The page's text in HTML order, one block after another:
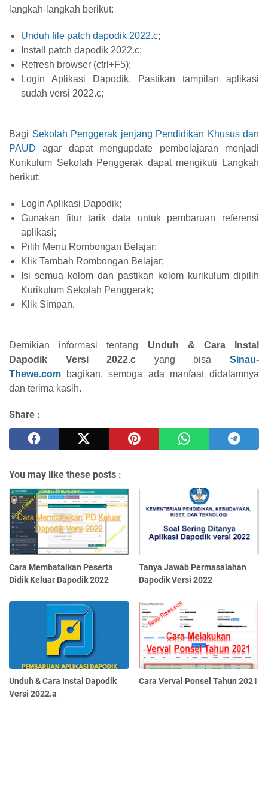
langkah-langkah berikut:
Unduh file patch dapodik 2022.c;
Install patch dapodik 2022.c;
Refresh browser (ctrl+F5);
Login Aplikasi Dapodik. Pastikan tampilan aplikasi
sudah versi 2022.c;
Bagi Sekolah Penggerak jenjang Pendidikan Khusus dan
PAUD agar dapat mengupdate pembelajaran menjadi
Kurikulum Sekolah Penggerak dapat mengikuti Langkah
berikut:
Login Aplikasi Dapodik;
Gunakan fitur tarik data untuk pembaruan referensi
aplikasi;
Pilih Menu Rombongan Belajar;
Klik Tambah Rombongan Belajar;
Isi semua kolom dan pastikan kolom kurikulum dipilih
Kurikulum Sekolah Penggerak;
Klik Simpan.
Demikian informasi tentang Unduh & Cara Instal
Dapodik Versi 2022.c yang bisaSinau-
Thewe.com bagikan, semoga ada manfaat didalamnya
dan terima kasih.
Share :
You may like these posts :
Cara Membatalkan Peserta
Didik Keluar Dapodik 2022
Tanya Jawab Permasalahan
Dapodik Versi 2022
Unduh & Cara Instal Dapodik
Versi 2022.a
Cara Verval Ponsel Tahun 2021